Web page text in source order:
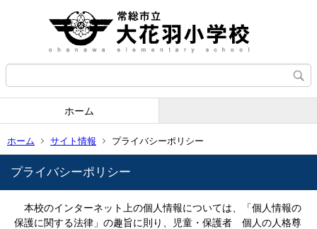
ホーム
ホーム サイト情報 プライバシーポリシー
プライバシーポリシー
本校のインターネット上の個人情報については、「個人情報の
保護に関する法律」の趣旨に則り、児童・保護者 個人の人格尊